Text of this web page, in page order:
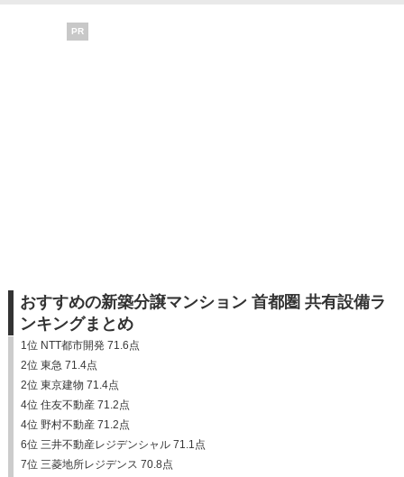
PR
おすすめの新築分譲マンション 首都圏 共有設備ラ
ンキングまとめ
1位 NTT都市開発 71.6点
2位 東急 71.4点
2位 東京建物 71.4点
4位 住友不動産 71.2点
4位 野村不動産 71.2点
6位 三井不動産レジデンシャル 71.1点
7位 三菱地所レジデンス 70.8点